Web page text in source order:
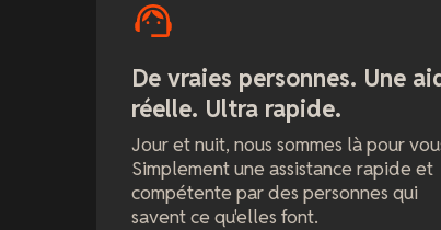
De vraies personnes. Une
réelle. Ultra rapide.
Jour et nuit, nous sommes là pour
Simplement une assistance rapide et
compétente par des personnes qui
savent ce qu'elles font.